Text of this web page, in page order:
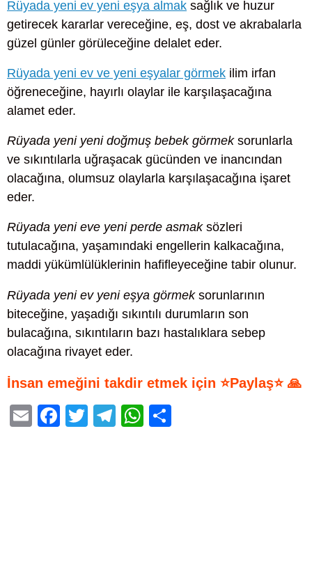
Rüyada yeni ev yeni eşya almak sağlık ve huzur
getirecek kararlar vereceğine, eş, dost ve akrabalarla
güzel günler görüleceğine delalet eder.
Rüyada yeni ev ve yeni eşyalar görmek ilim irfan
öğreneceğine, hayırlı olaylar ile karşılaşacağına
alamet eder.
Rüyada yeni yeni doğmuş bebek görmeksorunlarla
ve sıkıntılarla uğraşacak gücünden ve inancından
olacağına, olumsuz olaylarla karşılaşacağına işaret
eder.
Rüyada yeni eve yeni perde asmaksözleri
tutulacağına, yaşamındaki engellerin kalkacağına,
maddi yükümlülüklerinin hafifleyeceğine tabir olunur.
Rüyada yeni ev yeni eşya görmeksorunlarının
biteceğine, yaşadığı sıkıntılı durumların son
bulacağına, sıkıntıların bazı hastalıklara sebep
olacağına rivayet eder.
İnsan emeğini takdir etmek için ⭐Paylaş⭐ 🙏
E
F
T
T
W